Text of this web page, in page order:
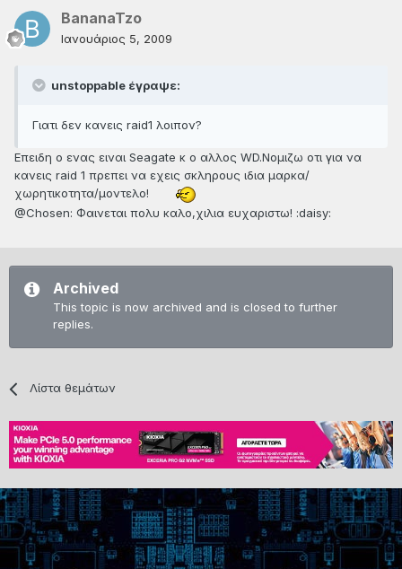
BananaTzo
Ιανουάριος 5, 2009
unstoppable έγραψε:
Γιατι δεν κανεις raid1 λοιπον?
Επειδη ο ενας ειναι Seagate κ ο αλλος WD.Νομιζω οτι για να
κανεις raid 1 πρεπει να εχεις σκληρους ιδια μαρκα/
χωρητικοτητα/μοντελο!
@Chosen: Φαινεται πολυ καλο,χιλια ευχαριστω! :daisy:
Archived
This topic is now archived and is closed to further
replies.
Λίστα θεμάτων